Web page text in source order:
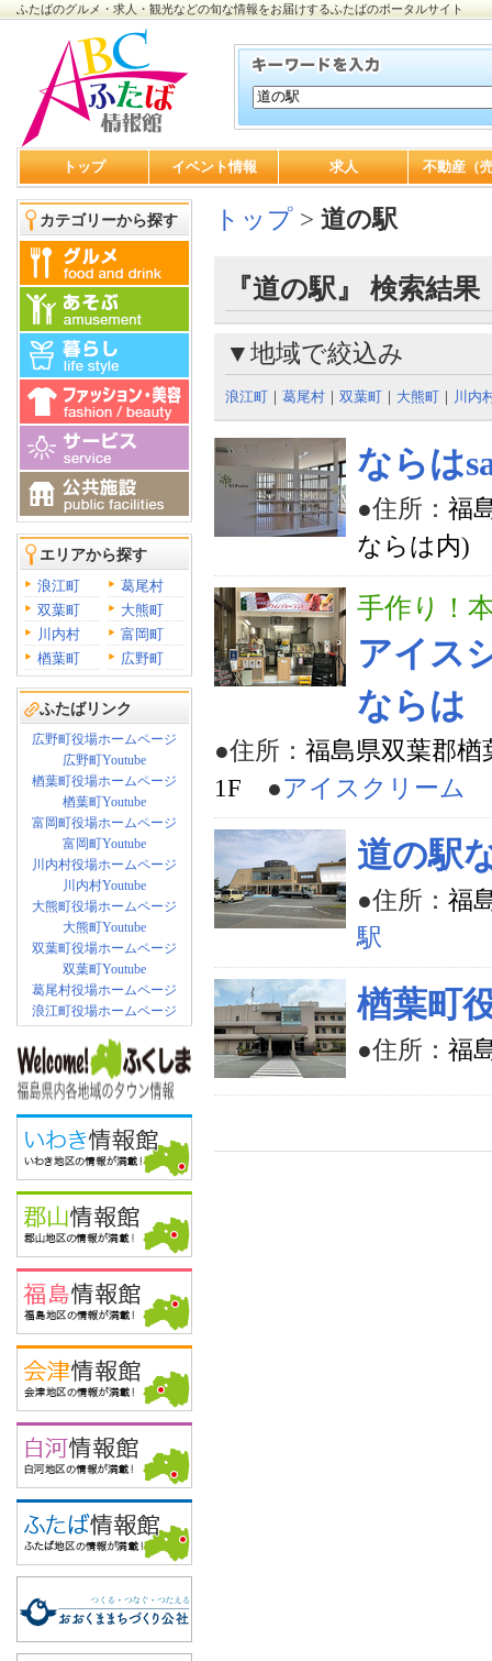
ふたばのグルメ・求人・観光などの旬な情報をお届けするふたばのポータルサイト
トップ イベント情報 求人 不動産（
カテゴリーから探す
エリアから探す
浪江町
葛尾村
双葉町
大熊町
川内村
富岡町
楢葉町
広野町
ふたばリンク
広野町役場ホームページ
広野町Youtube
楢葉町役場ホームページ
楢葉町Youtube
富岡町役場ホームページ
富岡町Youtube
川内村役場ホームページ
川内村Youtube
大熊町役場ホームページ
大熊町Youtube
双葉町役場ホームページ
双葉町Youtube
葛尾村役場ホームページ
浪江町役場ホームページ
トップ > 道の駅
『道の駅』 検索結
▼地域で絞込み
浪江町 ｜ 葛尾村 ｜ 双葉町 ｜ 大熊町 ｜ 川内
ならは
●住所： 福
ならは内)
手作り！
アイス
ならは
●住所： 福島県双葉郡
1F ●アイスクリーム
道の駅
●住所： 福
駅
楢葉町
●住所： 福